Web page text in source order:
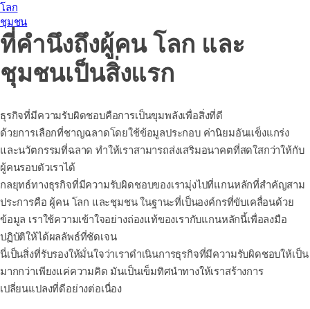
โลก
ชุมชน
ที่คำนึงถึงผู้คน โลก และ
ชุมชนเป็นสิ่งแรก
ธุรกิจที่มีความรับผิดชอบคือการเป็นขุมพลังเพื่อสิ่งที่ดี
ด้วยการเลือกที่ชาญฉลาดโดยใช้ข้อมูลประกอบ ค่านิยมอันแข็งแกร่ง
และนวัตกรรมที่ฉลาด ทำให้เราสามารถส่งเสริมอนาคตที่สดใสกว่าให้กับ
ผู้คนรอบตัวเราได้
กลยุทธ์ทางธุรกิจที่มีความรับผิดชอบของเรามุ่งไปที่แกนหลักที่สำคัญสาม
ประการคือ ผู้คน โลก และชุมชน ในฐานะที่เป็นองค์กรที่ขับเคลื่อนด้วย
ข้อมูล เราใช้ความเข้าใจอย่างถ่องแท้ของเรากับแกนหลักนี้เพื่อลงมือ
ปฏิบัติให้ได้ผลลัพธ์ที่ชัดเจน
นี่เป็นสิ่งที่รับรองให้มั่นใจว่าเราดำเนินการธุรกิจที่มีความรับผิดชอบให้เป็น
มากกว่าเพียงแค่ความคิด มันเป็นเข็มทิศนำทางให้เราสร้างการ
เปลี่ยนแปลงที่ดีอย่างต่อเนื่อง